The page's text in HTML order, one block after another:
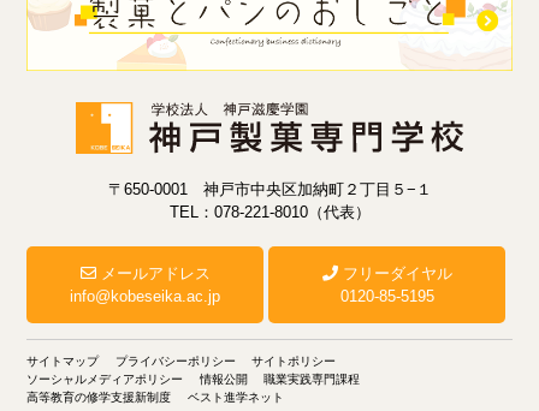
〒650-0001 神戸市中央区加納町２丁目５−１
TEL：078-221-8010（代表）
メールアドレス
info@kobeseika.ac.jp
フリーダイヤル
0120-85-5195
サイトマップ プライバシーポリシー
サイトポリシー
ソーシャルメディアポリシー
情報公開
職業実践専門課程
高等教育の修学支援新制度
ベスト進学ネット